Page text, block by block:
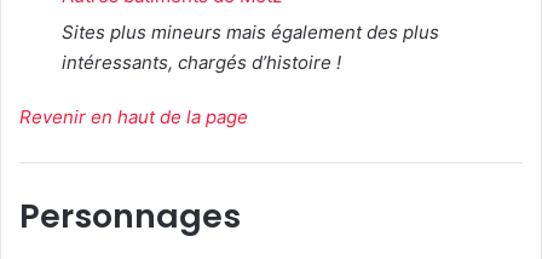
Sites plus mineurs mais également des plus
intéressants, chargés d’histoire !
Revenir en haut de la page
Personnages